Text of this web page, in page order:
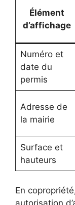
Élément
d’affichage
Numéro et
date du
permis
Adresse de
la mairie
Surface et
hauteurs
En
autorisation